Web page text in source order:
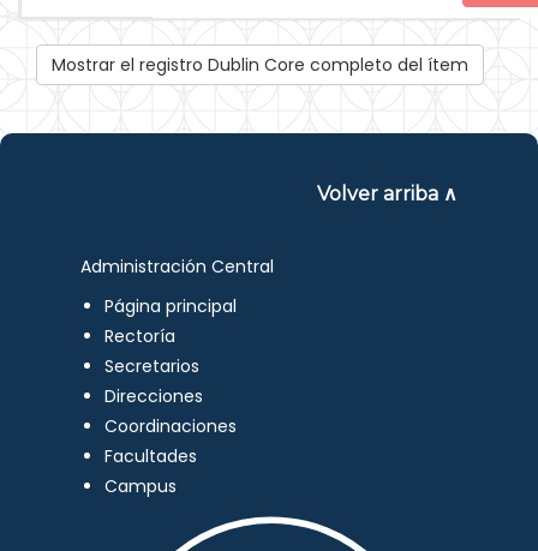
Mostrar el registro Dublin Core completo del ítem
Volver arriba ∧
Administración Central
Página principal
Rectoría
Secretarios
Direcciones
Coordinaciones
Facultades
Campus